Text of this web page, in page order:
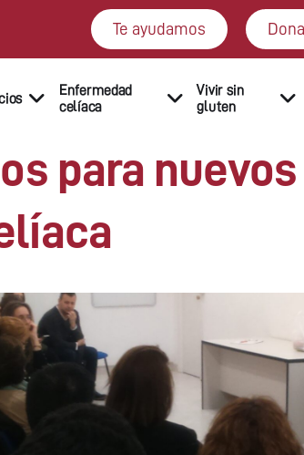
Te ayudamos Dona
Enfermedad
celíaca
Vivir sin
gluten
para